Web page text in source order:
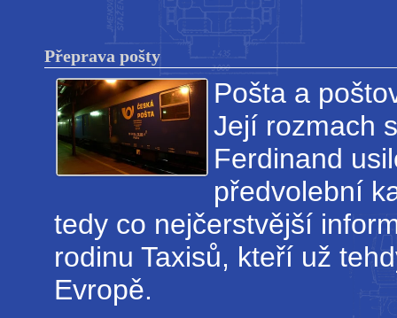
Přeprava pošty
Pošta a
Její rozmach
Ferdinand
předvolební
tedy co nejčerstvější
rodinu Taxisů, kteří už
Evropě.